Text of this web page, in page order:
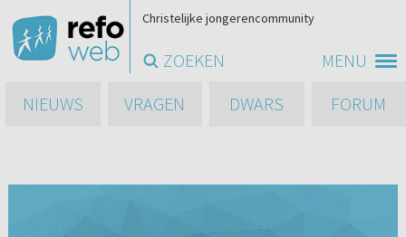
MENU
Christelijke jongerencommunity
ZOEKEN
NIEUWS
VRAGEN DWARS FORUM